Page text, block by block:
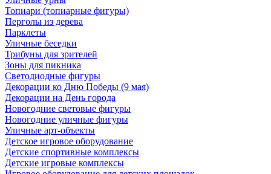
Топиари (топиарные фигуры)
Перголы из дерева
Парклеты
Уличные беседки
Трибуны для зрителей
Зоны для пикника
Светодиодные фигуры
Декорации ко Дню Победы (9 мая)
Декорации на День города
Новогодние световые фигуры
Новогодние уличные фигуры
Уличные арт-объекты
Детское игровое оборудование
Детские спортивные комплексы
Детские игровые комплексы